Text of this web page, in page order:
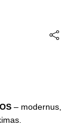
– modernus,